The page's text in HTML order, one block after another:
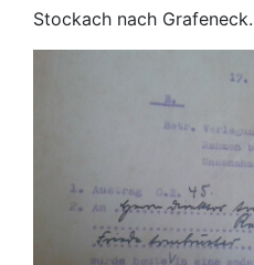
Stockach nach Grafeneck.